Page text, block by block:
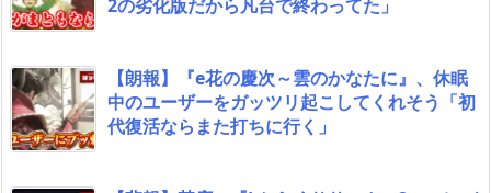
2の劣化版だから凡台で終わってた」
【朗報】『e花の慶次～雲のかなたに』、休眠
中のユーザーをガッツリ起こしてくれそう「初
代復活ならまた打ちに行く」